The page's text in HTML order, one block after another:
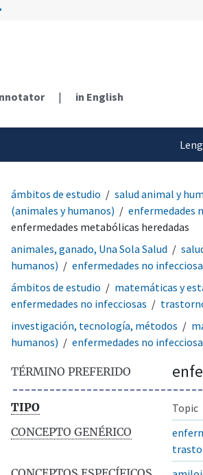
| in English
ámbitos de estudio salud animal y
(animales y humanos)
enfermedades
enfermedades metabólicas heredadas
animales, ganado, Una Sola Salud
humanos)
enfermedades no
ámbitos de estudio
matemáticas y
enfermedades no infecciosas
investigación, tecnología, métodos
humanos)
enfermedades no
TÉRMINO PREFERIDO
TIPO
Topic
CONCEPTO GENÉRICO